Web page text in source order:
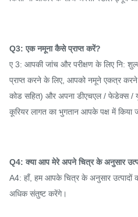
Q3: एक नमूना कैसे प्राप्त करें?
ए 3: आपकी जांच और परीक्षण के लिए नि:
प्राप्त करने के लिए, आपको नमूने एकत्र करने
कोड सहित) और अपना डीएचएल / फेडेक्स /
कूरियर लागत का भुगतान आपके पक्ष में किया
Q4: क्या आप मेरे अपने चित्र के अनुसार
A4: हाँ, हम आपके चित्र के अनुसार
अधिक संतुष्ट करेंगे।